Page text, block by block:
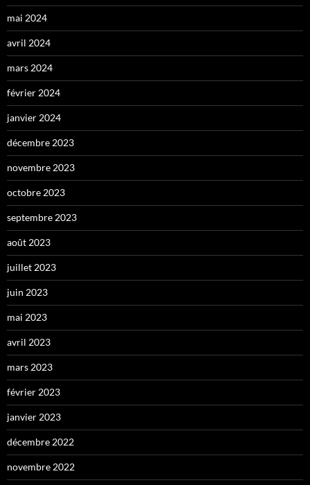
mai 2024
avril 2024
mars 2024
février 2024
janvier 2024
décembre 2023
novembre 2023
octobre 2023
septembre 2023
août 2023
juillet 2023
juin 2023
mai 2023
avril 2023
mars 2023
février 2023
janvier 2023
décembre 2022
novembre 2022